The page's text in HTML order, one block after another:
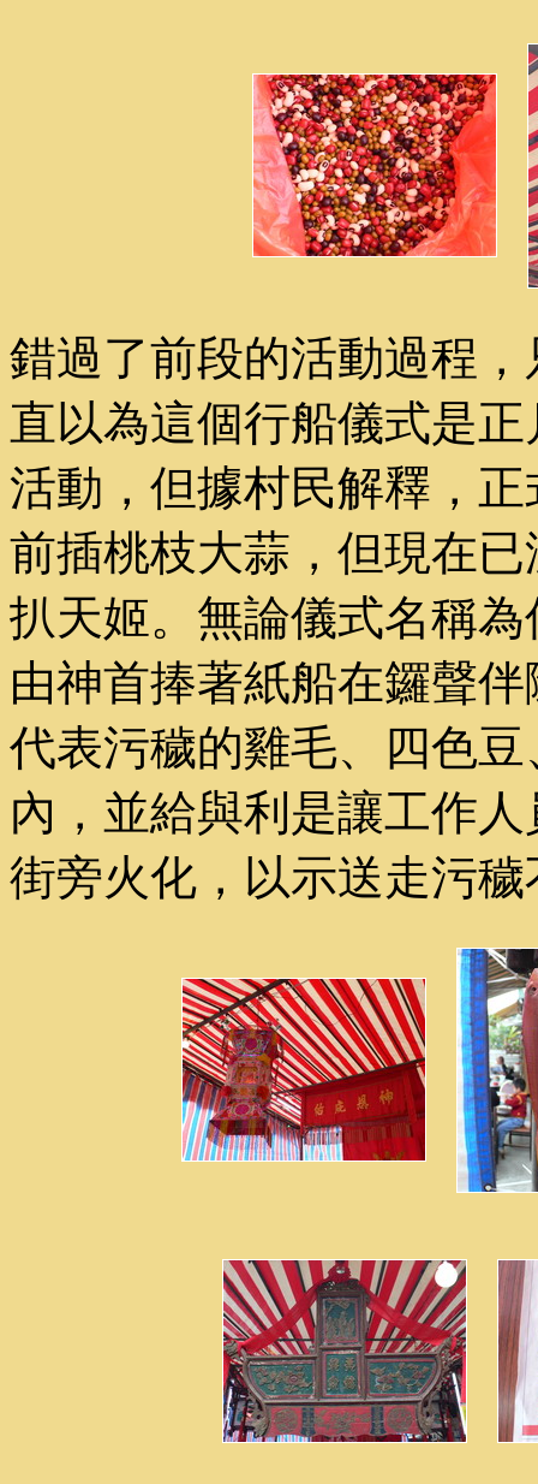
錯過了前段的活動過程
直以為這個行船儀式是
活動，但據村民解釋，
前插桃枝大蒜，但現在
扒天姬。無論儀式名稱
由神首捧著紙船在鑼聲
代表污穢的雞毛、四色
內，並給與利是讓工作
街旁火化，以示送走污穢